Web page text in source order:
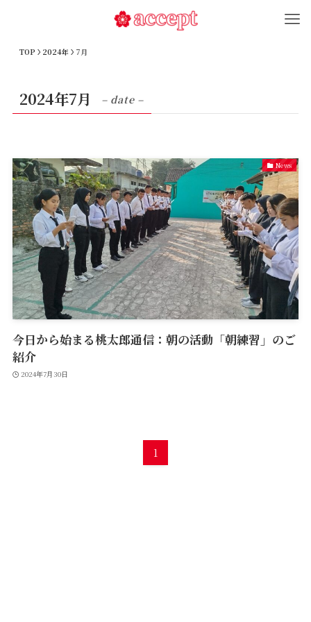
TOP 2024年 7月
2024年7月 – date –
News
今日から始まる桃太郎通信：朝の活動「朝練習」のご
紹介
2024年7月30日
1